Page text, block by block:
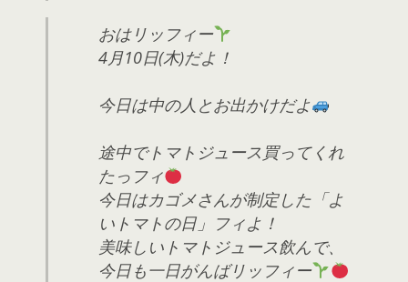
おはリッフィー
4月10日(木)だよ！
今日は中の人とお出かけだよ
途中でトマトジュース買ってくれ
たっフィ
今日はカゴメさんが制定した「よ
いトマトの日」フィよ！
美味しいトマトジュース飲んで、
今日も一日がんばリッフィー